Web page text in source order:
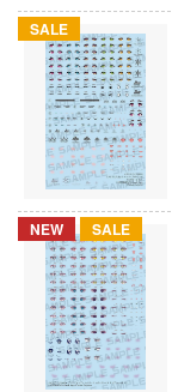
SALE
NEW SALE
ントロボ
の奇妙な冒険
の人間嫌い教師
友崎くん
ャラ！
インどこへいく?
ク・ザ・ブラッド
クウィッチーズ